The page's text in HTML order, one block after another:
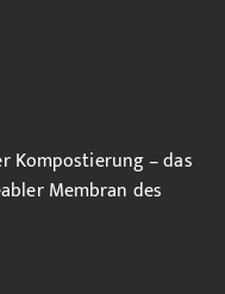
Kompostierung – das
Membran des